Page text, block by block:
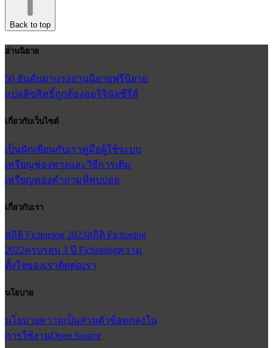
Back to top
อ่านนิยาย
50 อันดับมาแรงอ่านนิยายฟรีนิยาย
แปลลิขสิทธิ์ถูกต้องออริจินัลซีรีส์
เกี่ยวกับเว็บไซต์
เป็นนักเขียนกับเราคู่มือผู้ใช้ระบบ
เหรียญช่องทางและวิธีการเติม
เหรียญทองคำถามที่พบบ่อย
เกี่ยวกับเรา
สถิติ Fictionlog 2023สถิติ Fictionlog
2022ครบรอบ 3 ปี Fictionlogความ
ตั้งใจของเราติดต่อเรา
นโยบาย
นโยบายความเป็นส่วนตัวข้อตกลงใน
การใช้งานOpen Source